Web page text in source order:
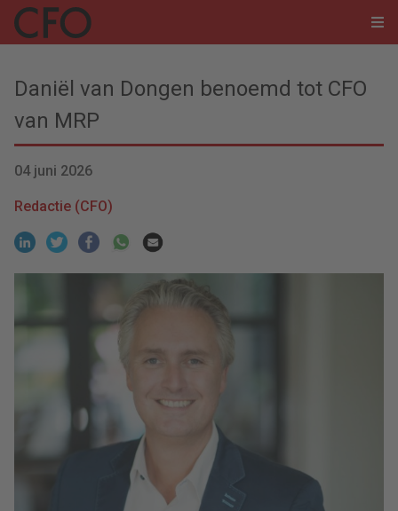
Daniël van Dongen benoemd tot CFO
van MRP
04 juni 2026
Redactie (CFO)